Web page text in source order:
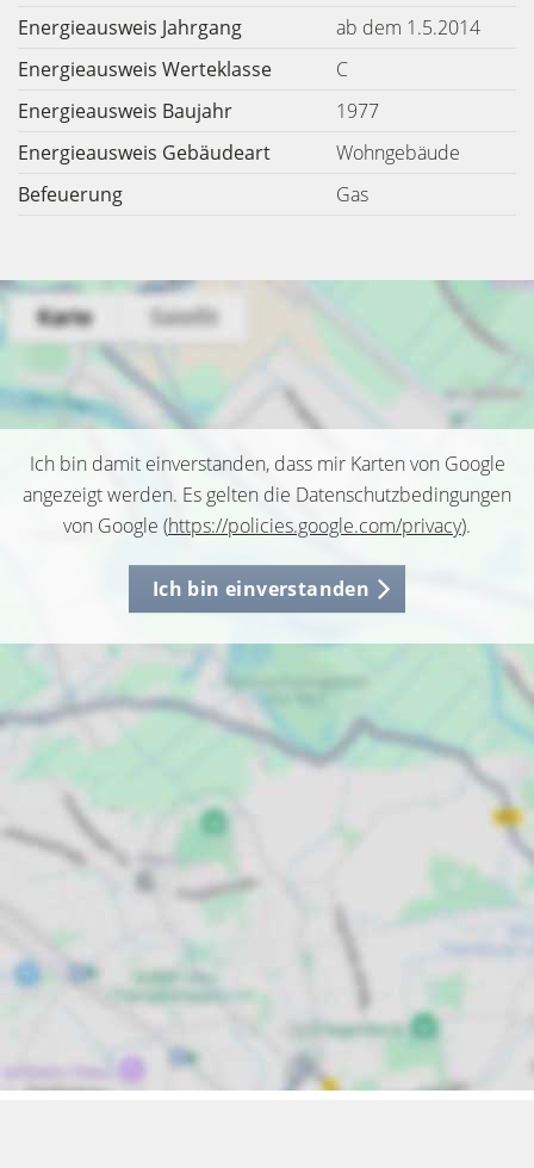
Energieausweis Jahrgang
ab dem 1.5.2014
Energieausweis Werteklasse
C
Energieausweis Baujahr
1977
Energieausweis Gebäudeart
Wohngebäude
Befeuerung
Gas
Ich bin damit einverstanden, dass mir Karten von Google
angezeigt werden. Es gelten die Datenschutzbedingungen
von Google (https://policies.google.com/privacy).
Ich bin einverstanden